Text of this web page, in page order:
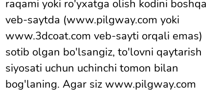
raqami yoki ro'yxatga olish kodini boshqa
veb-saytda (www.pilgway.com yoki
www.3dcoat.com veb-sayti orqali emas)
sotib olgan bo'lsangiz, to'lovni qaytarish
siyosati uchun uchinchi tomon bilan
bog'laning. Agar siz www.pilgway.com